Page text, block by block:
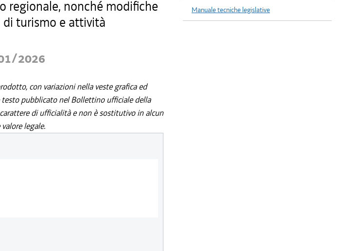
nonché modifiche
turismo e attività
2026
con variazioni nella veste grafica ed
pubblicato nel Bollettino ufficiale della
di ufficialità e non è sostitutivo in alcun
legale.
Manuale tecniche legislative